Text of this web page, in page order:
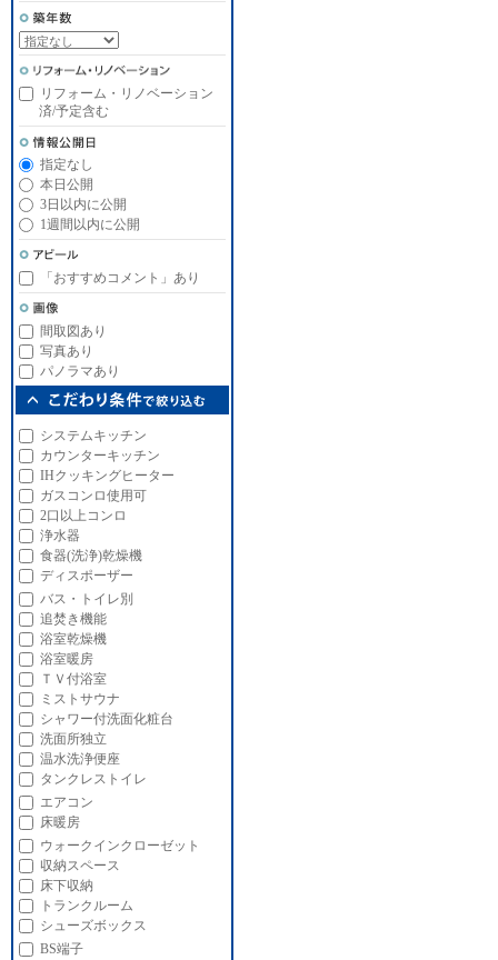
リフォーム・リノベーション
済/予定含む
指定なし
本日公開
3日以内に公開
1週間以内に公開
「おすすめコメント」あり
間取図あり
写真あり
パノラマあり
システムキッチン
カウンターキッチン
IHクッキングヒーター
ガスコンロ使用可
2口以上コンロ
浄水器
食器(洗浄)乾燥機
ディスポーザー
バス・トイレ別
追焚き機能
浴室乾燥機
浴室暖房
ＴＶ付浴室
ミストサウナ
シャワー付洗面化粧台
洗面所独立
温水洗浄便座
タンクレストイレ
エアコン
床暖房
ウォークインクローゼット
収納スペース
床下収納
トランクルーム
シューズボックス
BS端子